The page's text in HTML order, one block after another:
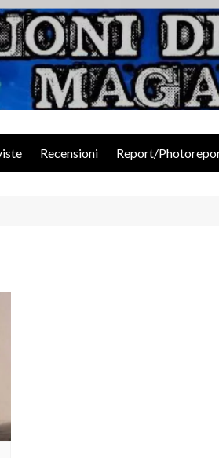
Recensioni Report/